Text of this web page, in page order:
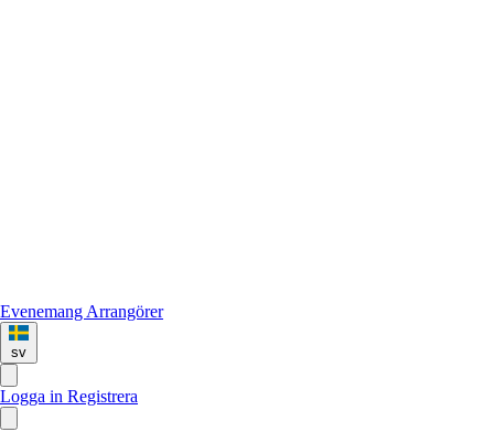
Evenemang Arrangörer
sv
Logga in Registrera